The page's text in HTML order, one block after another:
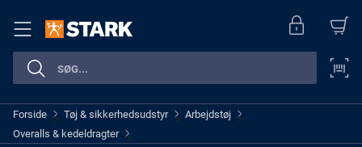
Forside > Tøj & sikkerhedsudstyr > Arbejdstøj >
Overalls & kedeldragter >